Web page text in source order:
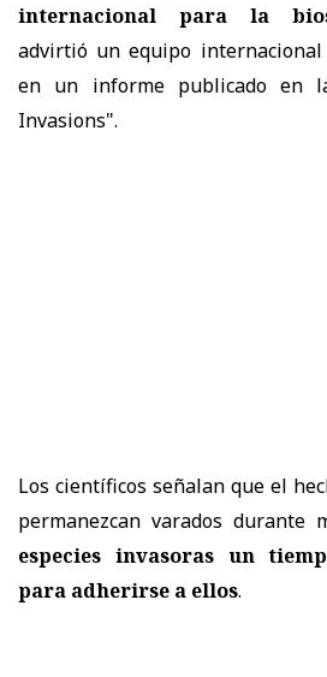
internacional para la
advirtió un equipo
en un informe publicado en
Invasions".
Los científicos señalan que el
permanezcan varados durante
especies invasoras un
para adherirse a ellos.